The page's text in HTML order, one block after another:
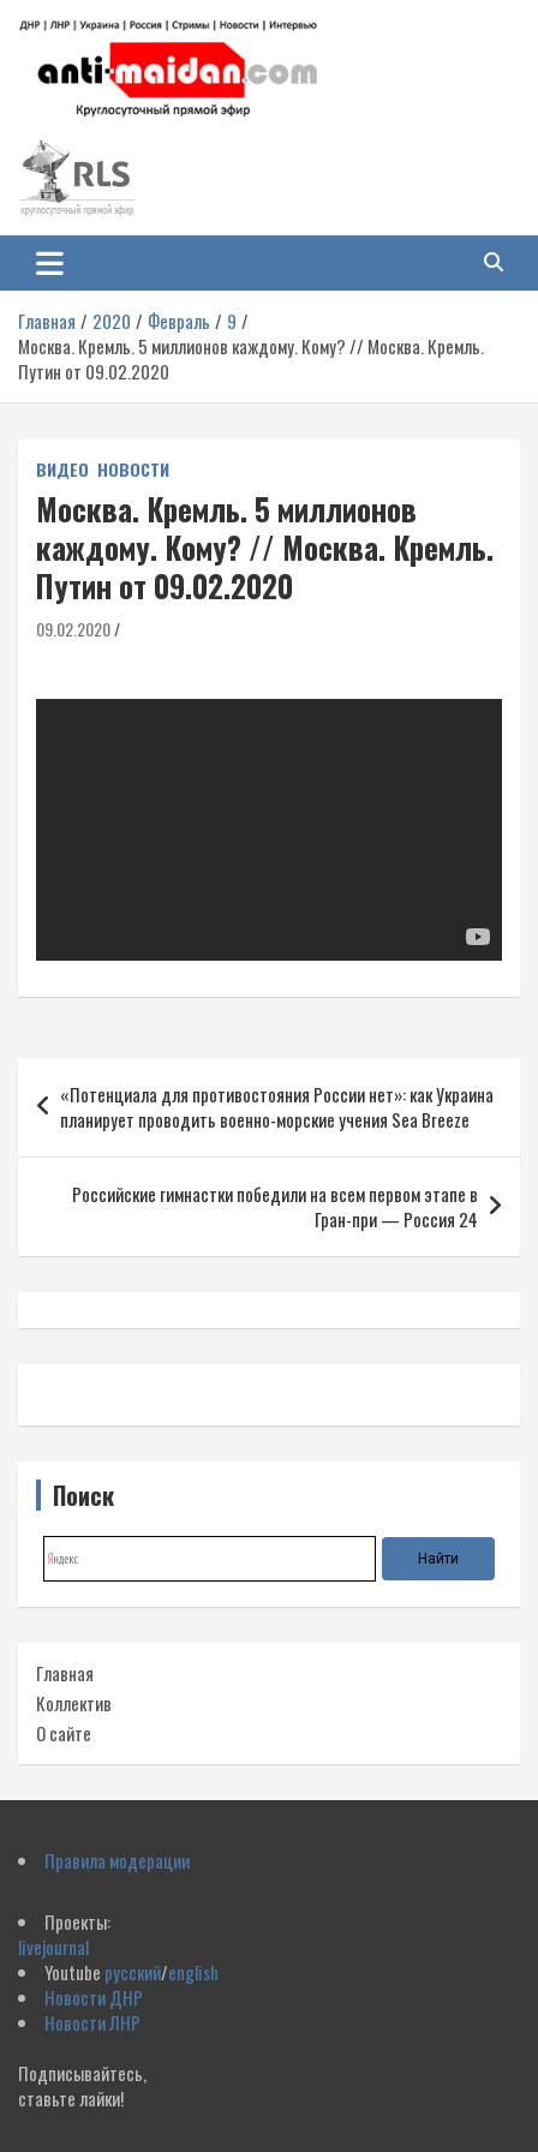
содержимому
Антимайдан: Гражданская война
на Украине
гражданской войне на Украине, включая события в Новороссии, ДНР,
ЛНР и других регионах.
Главная 2020 Февраль
9
Москва. Кремль. 5 миллионов каждому. Кому? // Москва. Кремль.
Путин от 09.02.2020
ВИДЕО НОВОСТИ
Москва. Кремль. 5 миллионов
каждому. Кому? // Москва. Кремль.
Путин от 09.02.2020
09.02.2020
по
записям
«Потенциала для противостояния России нет»: как Украина
планирует проводить военно-морские учения Sea Breeze
Российские гимнастки победили на всем первом этапе в
Гран-при — Россия 24
Поиск
Главная
Коллектив
О сайте
Правила модерации
Проекты:
livejournal
Youtube русский/english
Новости ДНР
Новости ЛНР
Подписывайтесь,
ставьте лайки!